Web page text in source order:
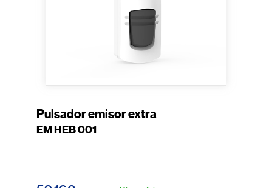
Pulsador emisor extra
EM HEB 001